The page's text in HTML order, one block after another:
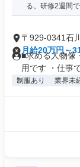
る。研修2週間
〒929-0341石
月給20万円～
■求める人物像
用です ・仕事
制服あり 業界未